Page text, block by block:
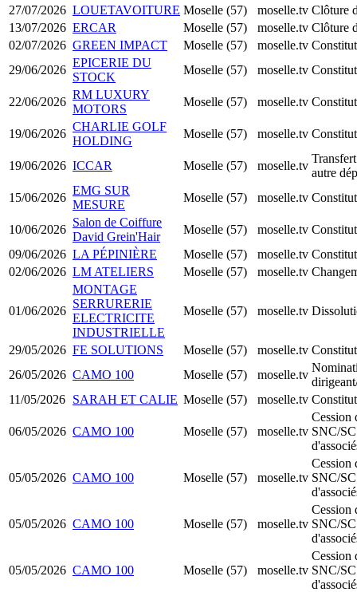
27/07/2026 LOUETAVOITURE Moselle (57) moselle.tv Clôture
13/07/2026 ERCAR Moselle (57) moselle.tv Clôture
02/07/2026 GREEN IMPACT Moselle (57) moselle.tv
29/06/2026
EPICERIE DU
STOCK
Moselle (57) moselle.tv
22/06/2026
RM LUXURY
MOTORS
Moselle (57) moselle.tv
19/06/2026
CHARLIE GOLF
HOLDING
Moselle (57) moselle.tv
19/06/2026 ICCAR Moselle (57) moselle.tv
autre
15/06/2026
EMG SUR
MESURE
Moselle (57) moselle.tv
10/06/2026
Salon de Coiffure
David Grein'Hair
Moselle (57) moselle.tv
09/06/2026 LA PÉPINIÈRE Moselle (57) moselle.tv
02/06/2026 LM ATELIERS Moselle (57) moselle.tv
01/06/2026
MONTAGE
SERRURERIE
ELECTRICITE
INDUSTRIELLE
Moselle (57) moselle.tv
29/05/2026 FE SOLUTIONS Moselle (57) moselle.tv
26/05/2026 CAMO 100 Moselle (57) moselle.tv
11/05/2026 SARAH ET CALIE Moselle (57) moselle.tv
06/05/2026 CAMO 100 Moselle (57) moselle.tv
Cession
SNC/
05/05/2026 CAMO 100 Moselle (57) moselle.tv
Cession
SNC/
05/05/2026 CAMO 100 Moselle (57) moselle.tv
Cession
SNC/
05/05/2026 CAMO 100 Moselle (57) moselle.tv
Cession
SNC/